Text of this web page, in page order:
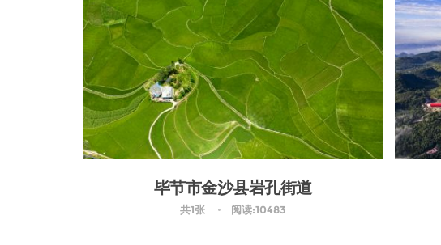
毕节市金沙县岩孔街道
共1张 阅读:10483